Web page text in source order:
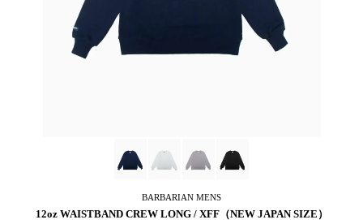
BARBARIAN MENS
12oz WAISTBAND CREW LONG / XFF（NEW JAPAN SIZE）